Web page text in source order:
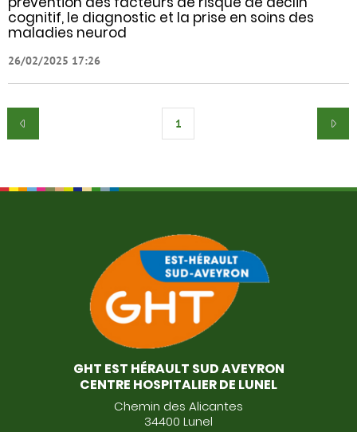
cognitif, le diagnostic et la prise en soins des
maladies neurod
26/02/2025 17:26
1
GHT EST HÉRAULT SUD AVEYRON
CENTRE HOSPITALIER DE LUNEL
Chemin des Alicantes
34400 Lunel